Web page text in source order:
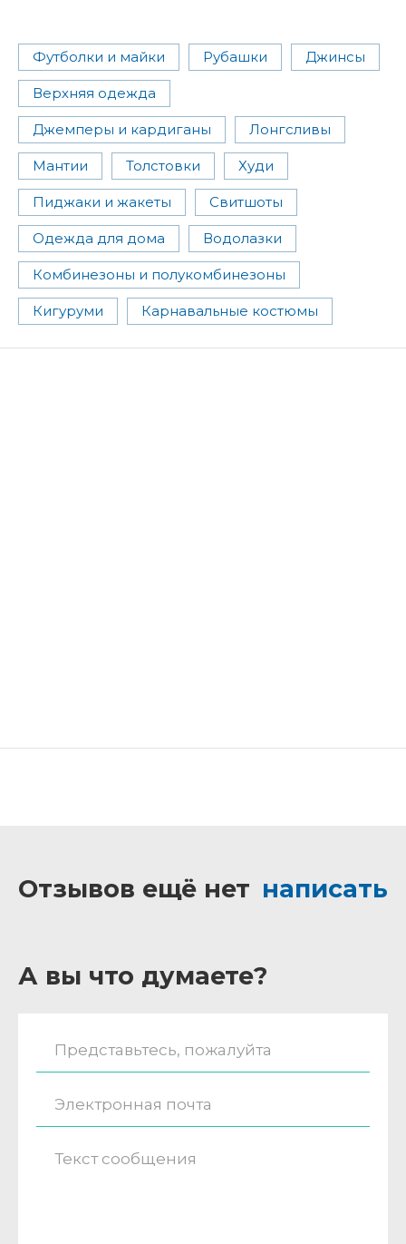
Футболки и майки Рубашки Джинсы
Верхняя одежда
Джемперы и кардиганы Лонгсливы
Мантии Толстовки Худи
Пиджаки и жакеты Свитшоты
Одежда для дома Водолазки
Комбинезоны и полукомбинезоны
Кигуруми Карнавальные костюмы
Отзывов ещё нет написать
А вы что думаете?